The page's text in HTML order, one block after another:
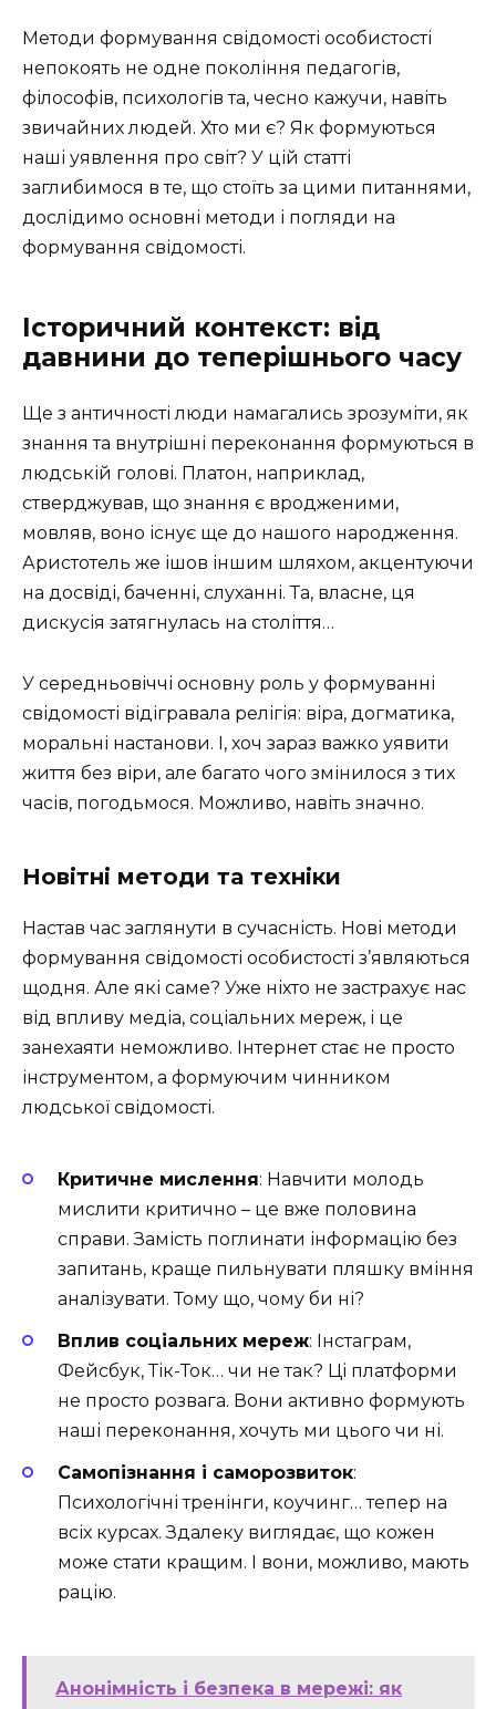
Методи формування свідомості особистості
непокоять не одне покоління педагогів,
філософів, психологів та, чесно кажучи, навіть
звичайних людей. Хто ми є? Як формуються
наші уявлення про світ? У цій статті
заглибимося в те, що стоїть за цими питаннями,
дослідимо основні методи і погляди на
формування свідомості.
Історичний контекст: від
давнини до теперішнього часу
Ще з античності люди намагались зрозуміти, як
знання та внутрішні переконання формуються в
людській голові. Платон, наприклад,
стверджував, що знання є вродженими,
мовляв, воно існує ще до нашого народження.
Аристотель же ішов іншим шляхом, акцентуючи
на досвіді, баченні, слуханні. Та, власне, ця
дискусія затягнулась на століття…
У середньовіччі основну роль у формуванні
свідомості відігравала релігія: віра, догматика,
моральні настанови. І, хоч зараз важко уявити
життя без віри, але багато чого змінилося з тих
часів, погодьмося. Можливо, навіть значно.
Новітні методи та техніки
Настав час заглянути в сучасність. Нові методи
формування свідомості особистості з’являються
щодня. Але які саме? Уже ніхто не застрахує нас
від впливу медіа, соціальних мереж, і це
занехаяти неможливо. Інтернет стає не просто
інструментом, а формуючим чинником
людської свідомості.
Критичне мислення: Навчити молодь
мислити критично – це вже половина
справи. Замість поглинати інформацію без
запитань, краще пильнувати пляшку вміння
аналізувати. Тому що, чому би ні?
Вплив соціальних мереж: Інстаграм,
Фейсбук, Тік-Ток… чи не так? Ці платформи
не просто розвага. Вони активно формують
наші переконання, хочуть ми цього чи ні.
Самопізнання і саморозвиток:
Психологічні тренінги, коучинг… тепер на
всіх курсах. Здалеку виглядає, що кожен
може стати кращим. І вони, можливо, мають
рацію.
Анонімність і безпека в мережі: як